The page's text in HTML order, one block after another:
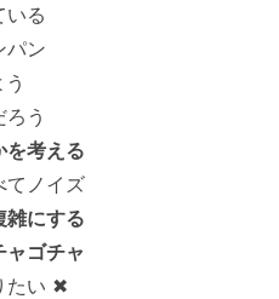
る
ン
う
を考える
ノイズ
雑にする
ゴチャ
い ✖